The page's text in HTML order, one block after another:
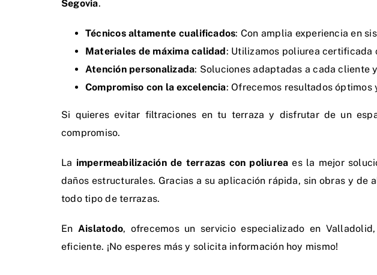
Segovia.
Técnicos altamente cualificados: Con amplia experiencia en
Materiales de máxima calidad: Utilizamos poliurea certificada
Atención personalizada: Soluciones adaptadas a cada cliente
Compromiso con la excelencia: Ofrecemos resultados
Si quieres evitar filtraciones en tu terraza y disfrutar de un
compromiso.
La impermeabilización de terrazas con poliurea es la mejor
daños estructurales. Gracias a su aplicación rápida, sin obras y
todo tipo de terrazas.
En Aislatodo, ofrecemos un servicio especializado en
eficiente. ¡No esperes más y solicita información hoy mismo!